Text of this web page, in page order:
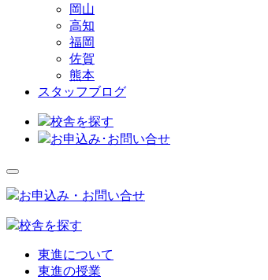
岡山
高知
福岡
佐賀
熊本
スタッフブログ
校舎を探す
お申込み･お問い合せ
お申込み・お問い合せ
校舎を探す
東進について
東進の授業